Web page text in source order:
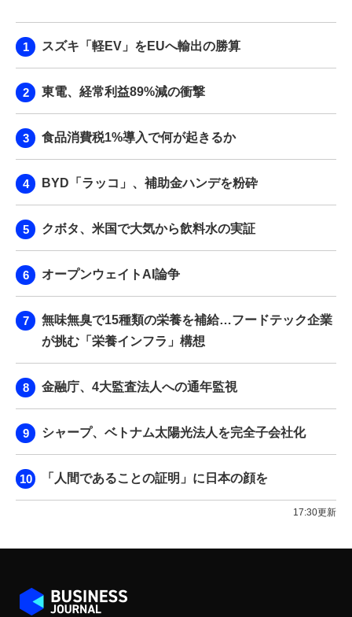
スズキ「軽EV」をEUへ輸出の勝算
東電、経常利益89%減の衝撃
食品消費税1%導入で何が起きるか
BYD「ラッコ」、補助金ハンデを粉砕
クボタ、米国で大気から飲料水の実証
オープンウェイトAI論争
無味無臭で15種類の栄養を補給…フードテック企業
が挑む「栄養インフラ」構想
金融庁、4大監査法人への通年監視
シャープ、ベトナム太陽光法人を完全子会社化
「人間であることの証明」に日本の顔を
17:30更新